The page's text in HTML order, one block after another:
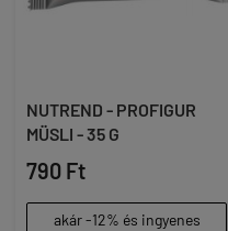
NUTREND - PROFIGUR
MÜSLI - 35 G
790 Ft
akár -12% és ingyenes